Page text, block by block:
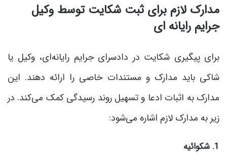
مدارک لازم برای ثبت شکایت توسط وکیل
جرایم رایانه ای
برای پیگیری شکایت در دادسرای جرایم رایانه‌ای، وکیل یا
شاکی باید مدارک و مستندات خاصی را ارائه دهند. این
مدارک به اثبات ادعا و تسهیل روند رسیدگی کمک می‌کند. در
زیر به مدارک لازم اشاره می‌شود:
1. شکوائیه